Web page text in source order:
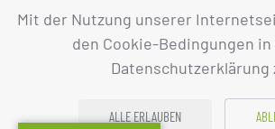
Mit der Nutzung unserer
den Cookie-Bedingungen
Datenschutzerklärung
ALLE ERLAUBEN